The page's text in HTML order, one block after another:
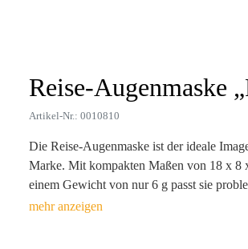
Reise-Augenmaske
Artikel-Nr.: 0010810
Die Reise-Augenmaske ist der ideale
Marke. Mit kompakten Maßen von 18 x 8
einem Gewicht von nur 6 g passt sie
Reisegepäck. Aus hochwertigem nylon